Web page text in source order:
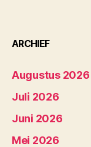
ARCHIEF
Augustus 2026
Juli 2026
Juni 2026
Mei 2026